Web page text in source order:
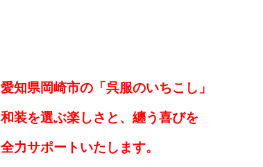
愛知県岡崎市の「呉服のいちこし」
和装を選ぶ楽しさと、纏う喜びを
全力サポートいたします。